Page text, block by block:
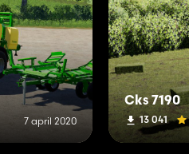
7 april 2020
Cks 7190
13 041